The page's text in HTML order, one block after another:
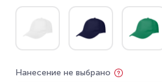
Нанесение не выбрано